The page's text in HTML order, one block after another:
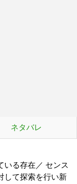
ネタバレ
いる存在／ センス
して探索を行い新